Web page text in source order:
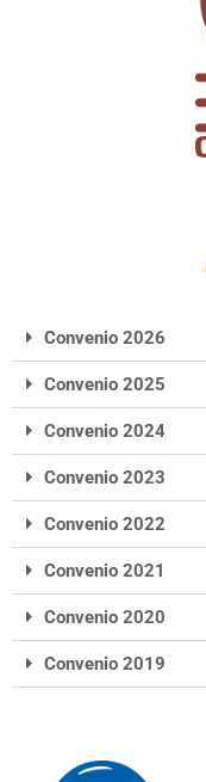
Convenio 2026
Convenio 2025
Convenio 2024
Convenio 2023
Convenio 2022
Convenio 2021
Convenio 2020
Convenio 2019